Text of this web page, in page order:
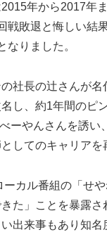
年から2017年
戦敗退と悔しい結
なりました。
社長の辻さんが名
し、約1年間のピ
ーやんさんを誘い
してのキャリアを
ーカル番組の「せ
た」ことを暴露さ
出来事もあり知名